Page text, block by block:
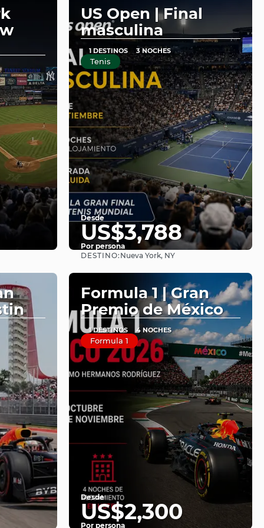
US Open | Final
masculina
1 DESTINOS 3 NOCHES
Tenis
Desde
US$3,788
Por persona
Ver
DESTINO: Nueva York, NY
Formula 1 | Gran
Premio de México
1 DESTINOS 4 NOCHES
Formula 1
Desde
US$2,300
Por persona